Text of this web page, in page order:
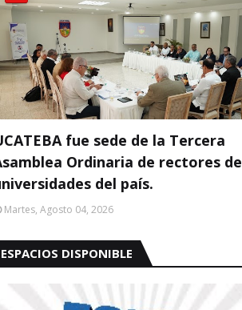
fue sede de la Tercera
Ordinaria de rectores de
del país.
Martes, Agosto 04, 2026
ESPACIOS DISPONIBLE